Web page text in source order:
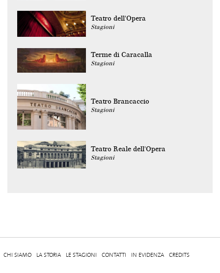
Teatro dell'Opera
Stagioni
Terme di Caracalla
Stagioni
Teatro Brancaccio
Stagioni
Teatro Reale dell'Opera
Stagioni
CHI SIAMO LA STORIA LE STAGIONI CONTATTI IN EVIDENZA CREDITS